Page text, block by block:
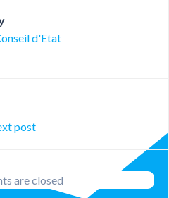
d'Etat
post
are closed